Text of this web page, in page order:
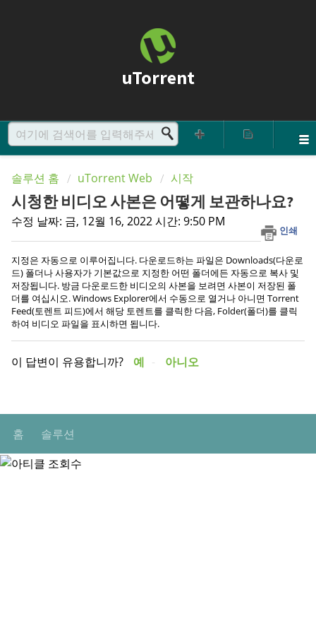
uTorrent
솔루션 홈 uTorrent Web 시작
시청한 비디오 사본은 어떻게 보관하나요?
인쇄
수정 날짜: 금, 12월 16, 2022 시간: 9:50 PM
지정은 자동으로 이루어집니다. 다운로드하는 파일은 Downloads(다운로
드) 폴더나 사용자가 기본값으로 지정한 어떤 폴더에든 자동으로 복사 및
저장됩니다. 방금 다운로드한 비디오의 사본을 보려면 사본이 저장된 폴
더를 여십시오. Windows Explorer에서 수동으로 열거나 아니면 Torrent
Feed(토렌트 피드)에서 해당 토렌트를 클릭한 다음, Folder(폴더)를 클릭
하여 비디오 파일을 표시하면 됩니다.
이 답변이 유용합니까? 예 아니오
홈 솔루션